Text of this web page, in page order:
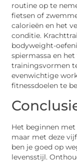
routine op te
fietsen of
calorieën en het
conditie.
bodyweight-
spiermassa en
trainingsvormen
evenwichtige
fitnessdoelen te
Het beginnen
maar met deze
ben je goed op
levensstijl.